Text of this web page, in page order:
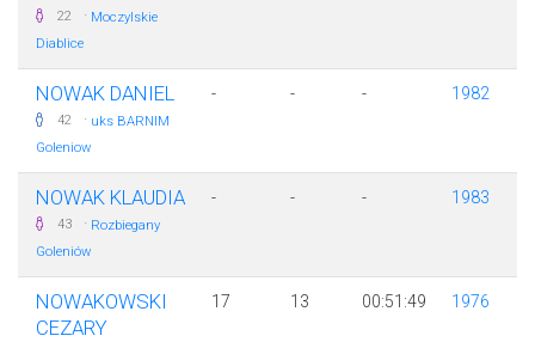
22 · Moczylskie
Diablice
NOWAK DANIEL
42 · uks BARNIM
Goleniow
- - - 1982
NOWAK KLAUDIA
43 · Rozbiegany
Goleniów
- - - 1983
NOWAKOWSKI
CEZARY
17 13 00:51:49 1976